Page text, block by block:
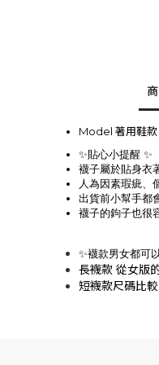
Model 著用鞋款
✨貼心小提醒 ✨
襪子屬於貼身衣
人為因素瑕疵、
出貨前小幫手都
襪子的鉤子也很
✨襪款男女都可
長襪款 從女版
短襪款尺碼比